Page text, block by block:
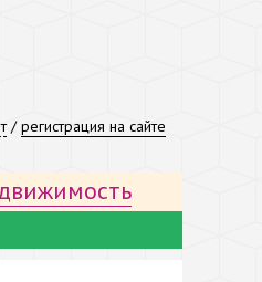
/регистрация на сайте